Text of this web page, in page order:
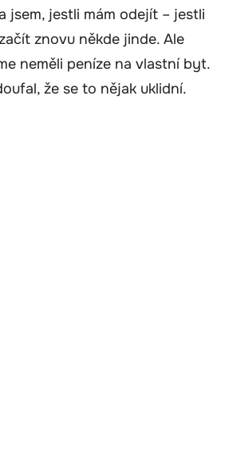
jsem, jestli mám odejít – jestli
znovu někde jinde. Ale
neměli peníze na vlastní byt.
že se to nějak uklidní.